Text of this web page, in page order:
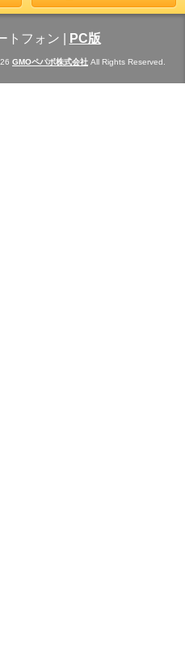
トフォン PC版
GMOペパボ株式会社 All Rights Reserved.